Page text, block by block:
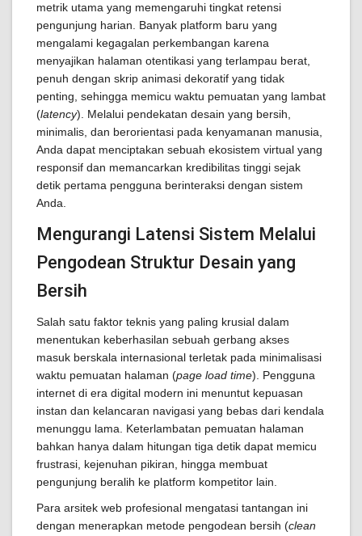
metrik utama yang memengaruhi tingkat retensi
pengunjung harian. Banyak platform baru yang
mengalami kegagalan perkembangan karena
menyajikan halaman otentikasi yang terlampau berat,
penuh dengan skrip animasi dekoratif yang tidak
penting, sehingga memicu waktu pemuatan yang lambat
(latency). Melalui pendekatan desain yang bersih,
minimalis, dan berorientasi pada kenyamanan manusia,
Anda dapat menciptakan sebuah ekosistem virtual yang
responsif dan memancarkan kredibilitas tinggi sejak
detik pertama pengguna berinteraksi dengan sistem
Anda.
Mengurangi Latensi Sistem Melalui
Pengodean Struktur Desain yang
Bersih
Salah satu faktor teknis yang paling krusial dalam
menentukan keberhasilan sebuah gerbang akses
masuk berskala internasional terletak pada minimalisasi
waktu pemuatan halaman (page load time). Pengguna
internet di era digital modern ini menuntut kepuasan
instan dan kelancaran navigasi yang bebas dari kendala
menunggu lama. Keterlambatan pemuatan halaman
bahkan hanya dalam hitungan tiga detik dapat memicu
frustrasi, kejenuhan pikiran, hingga membuat
pengunjung beralih ke platform kompetitor lain.
Para arsitek web profesional mengatasi tantangan ini
dengan menerapkan metode pengodean bersih (clean